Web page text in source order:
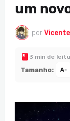
um
por
3 min de
Tamanho: A-